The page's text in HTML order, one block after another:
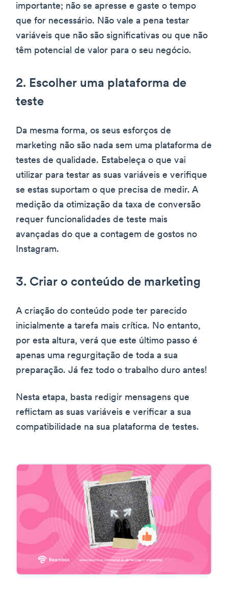
importante; não se apresse e gaste o tempo
que for necessário. Não vale a pena testar
variáveis que não são significativas ou que não
têm potencial de valor para o seu negócio.
2. Escolher uma plataforma de
teste
Da mesma forma, os seus esforços de
marketing não são nada sem uma plataforma de
testes de qualidade. Estabeleça o que vai
utilizar para testar as suas variáveis e verifique
se estas suportam o que precisa de medir. A
medição da otimização da taxa de conversão
requer funcionalidades de teste mais
avançadas do que a contagem de gostos no
Instagram.
3. Criar o conteúdo de marketing
A criação do conteúdo pode ter parecido
inicialmente a tarefa mais crítica. No entanto,
por esta altura, verá que este último passo é
apenas uma regurgitação de toda a sua
preparação. Já fez todo o trabalho duro antes!
Nesta etapa, basta redigir mensagens que
reflictam as suas variáveis e verificar a sua
compatibilidade na sua plataforma de testes.